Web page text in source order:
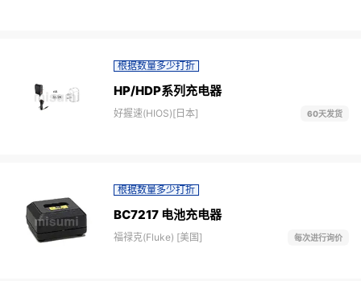
根据数量多少打折
HP/HDP系列充电器
好握速(HIOS)[日本] 60天发货
根据数量多少打折
BC7217 电池充电器
福禄克(Fluke) [美国] 每次进行询价